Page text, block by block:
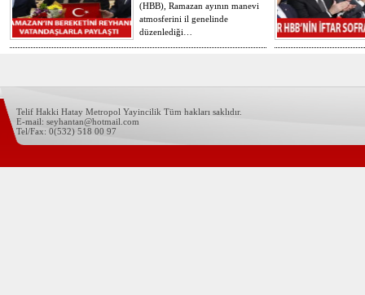
(HBB), Ramazan ayının manevi
atmosferini il genelinde
düzenlediği…
Telif Hakki Hatay Metropol Yayincilik Tüm hakları saklıdır.
E-mail: seyhantan@hotmail.com
Tel/Fax: 0(532) 518 00 97